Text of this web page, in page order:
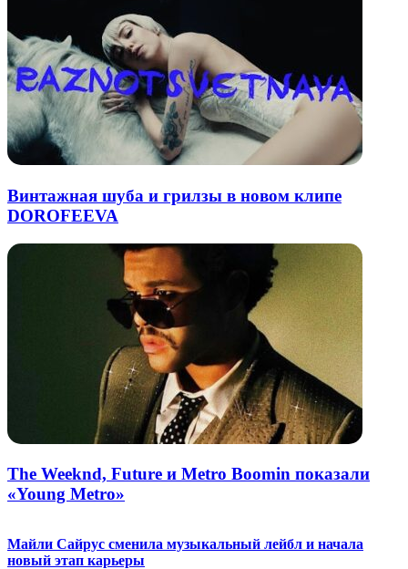
Винтажная шуба и грилзы в новом клипе
DOROFEEVA
The Weeknd, Future и Metro Boomin показали
«Young Metro»
Майли Сайрус сменила музыкальный лейбл и начала
новый этап карьеры